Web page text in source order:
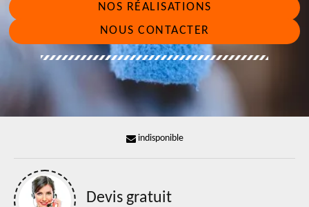
NOS RÉALISATIONS
NOUS CONTACTER
indisponible
Devis gratuit